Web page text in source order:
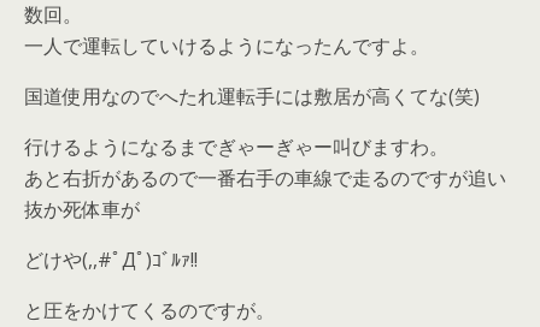
数回。
一人で運転していけるようになったんですよ。
国道使用なのでへたれ運転手には敷居が高くてな(笑)
行けるようになるまでぎゃーぎゃー叫びますわ。
あと右折があるので一番右手の車線で走るのですが追い
抜か死体車が
どけや(,,#ﾟДﾟ)ｺﾞﾙｧ!!
と圧をかけてくるのですが。